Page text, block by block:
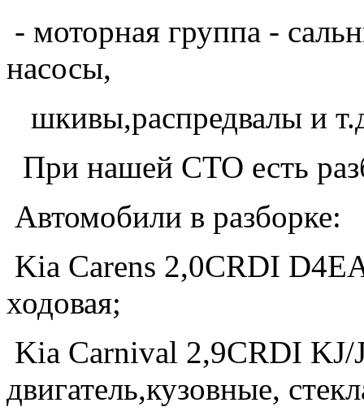
- моторная группа -
насосы,
шкивы,распредвалы и
При нашей СТО есть
Автомобили в разборке:
Kia Carens 2,0CRDI
ходовая;
Kia Carnival 2,9CRDI KJ/
двигатель,кузовные,